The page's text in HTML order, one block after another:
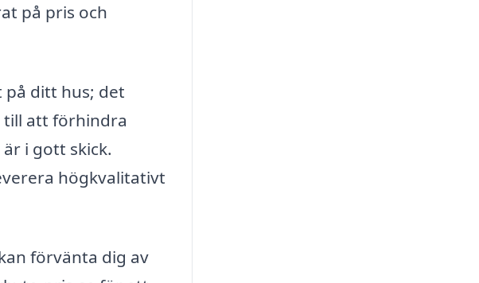
på pris och
ditt hus; det
till att förhindra
i gott skick.
högkvalitativt
förvänta dig av